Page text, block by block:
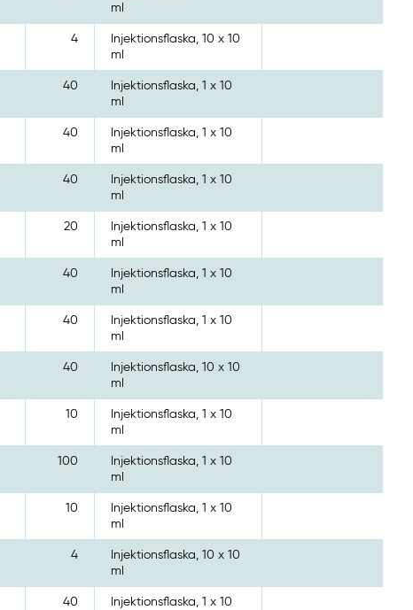
ml
4
Injektionsflaska, 10 x 10
ml
40
Injektionsflaska, 1 x 10
ml
40
Injektionsflaska, 1 x 10
ml
40
Injektionsflaska, 1 x 10
ml
20
Injektionsflaska, 1 x 10
ml
40
Injektionsflaska, 1 x 10
ml
40
Injektionsflaska, 1 x 10
ml
40
Injektionsflaska, 10 x 10
ml
10
Injektionsflaska, 1 x 10
ml
100
Injektionsflaska, 1 x 10
ml
10
Injektionsflaska, 1 x 10
ml
4
Injektionsflaska, 10 x 10
ml
40
Injektionsflaska, 1 x 10